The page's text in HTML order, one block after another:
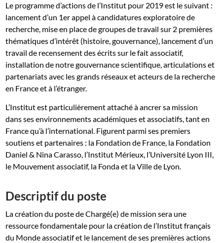
Le programme d’actions de l’Institut pour 2019 est le suivant :
lancement d’un 1er appel à candidatures exploratoire de
recherche, mise en place de groupes de travail sur 2 premières
thématiques d’intérêt (histoire, gouvernance), lancement d’un
travail de recensement des écrits sur le fait associatif,
installation de notre gouvernance scientifique, articulations et
partenariats avec les grands réseaux et acteurs de la recherche
en France et à l’étranger.
L’Institut est particulièrement attaché à ancrer sa mission
dans ses environnements académiques et associatifs, tant en
France qu’à l’international. Figurent parmi ses premiers
soutiens et partenaires : la Fondation de France, la Fondation
Daniel & Nina Carasso, l’Institut Mérieux, l’Université Lyon III,
le Mouvement associatif, la Fonda et la Ville de Lyon.
Descriptif du poste
La création du poste de Chargé(e) de mission sera une
ressource fondamentale pour la création de l’Institut français
du Monde associatif et le lancement de ses premières actions